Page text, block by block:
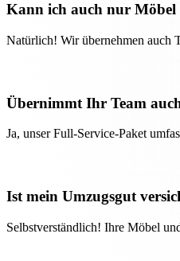
Kann ich auch nur Möbel
Natürlich! Wir übernehmen auch
Übernimmt Ihr Team
Ja, unser Full-Service-Paket
Ist mein Umzugsgut
Selbstverständlich! Ihre Möbel